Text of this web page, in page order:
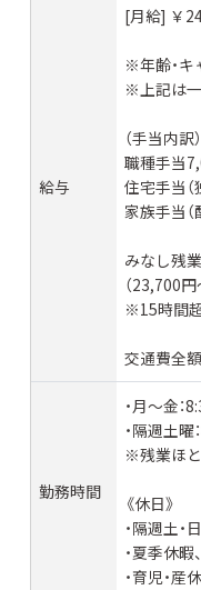
給与
[月給] ￥
※年齢・
※上記は
（手当内訳）
職種手当
住宅手当（
家族手当（
みなし残
（23,700
※15時間
交通費全
勤務時間
・月〜金：
・隔週土曜
※残業ほと
《休日》
・隔週土・
・夏季休
・育児・産